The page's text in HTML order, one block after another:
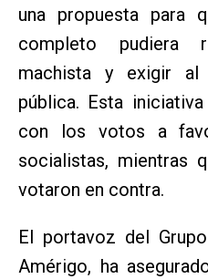
una propuesta para
completo pudiera
machista y exigir al
pública. Esta
con los votos a
socialistas, mientras
votaron en contra.
El portavoz del
Amérigo, ha